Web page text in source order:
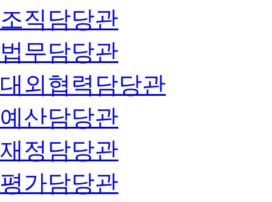
조직담당관
법무담당관
대외협력담당관
예산담당관
재정담당관
평가담당관